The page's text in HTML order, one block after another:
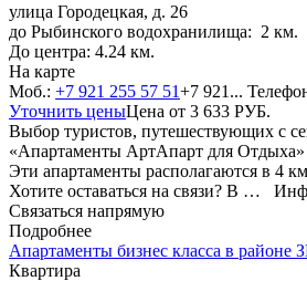
улица Городецкая, д. 26
до Рыбинского водохранилища: 2 км.
До центра: 4.24 км.
На карте
Моб.: +7 921 255 57 51+7 921...
Уточнить ценыЦена от 3 633 РУБ.
Выбор туристов, путешествующих с
«Апартаменты АртАпарт для Отдыха»
Эти апартаменты располагаются в 4
Хотите оставаться на связи? В …
Связаться напрямую
Подробнее
Апартаменты бизнес класса в районе
Квартира